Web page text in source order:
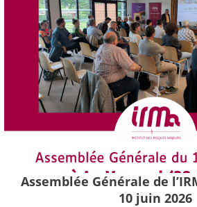
Assemblée Générale de
10 juin 2026